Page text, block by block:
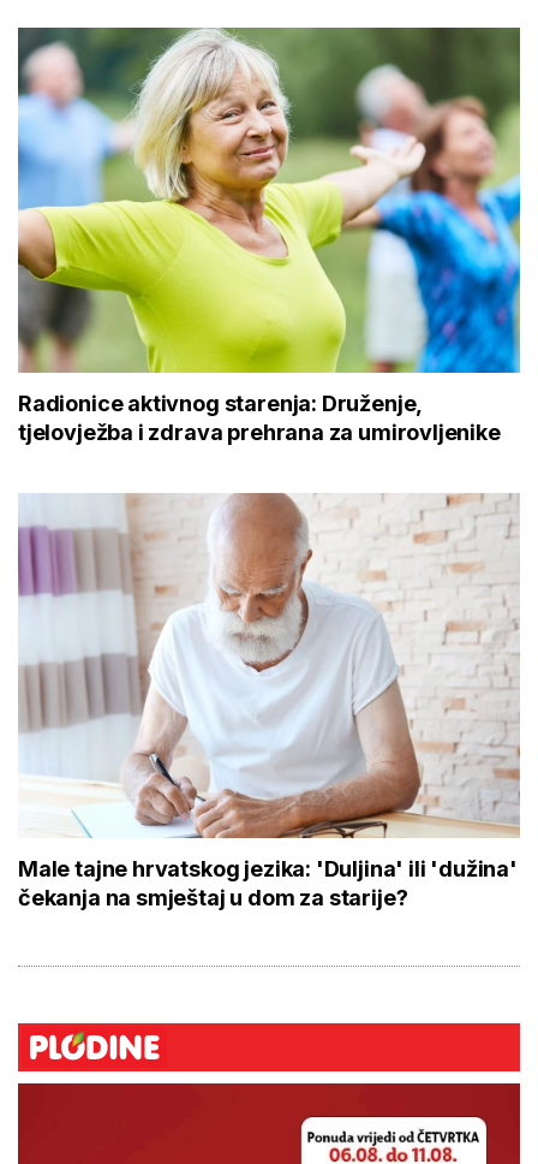
Radionice aktivnog starenja: Druženje,
tjelovježba i zdrava prehrana za umirovljenike
Male tajne hrvatskog jezika: 'Duljina' ili 'dužina'
čekanja na smještaj u dom za starije?